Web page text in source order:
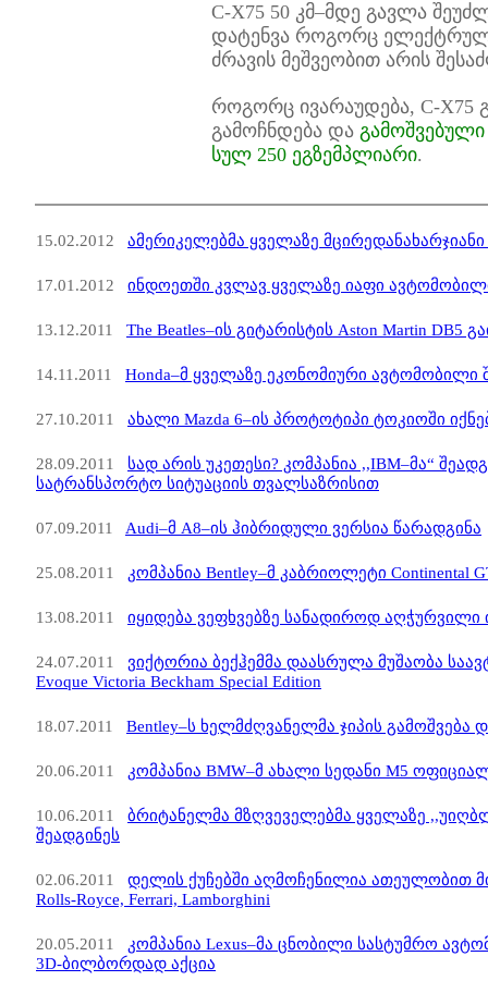
C-X75 50 კმ–მდე გავლა
დატენვა როგორც
ძრავის მეშვეობით არის
როგორც ივარაუდება, C-X75
გამოჩნდება და
სულ 250 ეგზემპლიარი.
15.02.2012 ამერიკელებმა ყველაზე
17.01.2012 ინდოეთში კვლავ ყველაზე იაფი
13.12.2011 The Beatles–ის გიტარისტის Aston Martin DB5
14.11.2011 Honda–მ ყველაზე ეკონომიური ავტომობილი
27.10.2011 ახალი Mazda 6–ის პროტოტიპი ტოკიოში
28.09.2011 სად არის უკეთესი? კომპანია ,,IBM–მა“
სატრანსპორტო სიტუაციის თვალსაზრისით
07.09.2011 Audi–მ A8–ის ჰიბრიდული ვერსია წარადგინა
25.08.2011 კომპანია Bentley–მ კაბრიოლეტი Continental
13.08.2011 იყიდება ვეფხვებზე სანადიროდ აღჭურვილი
24.07.2011 ვიქტორია ბექჰემმა დაასრულა მუშაობა
Evoque Victoria Beckham Special Edition
18.07.2011 Bentley–ს ხელმძღვანელმა ჯიპის გამოშვება
20.06.2011 კომპანია BMW–მ ახალი სედანი M5
10.06.2011 ბრიტანელმა მზღვეველებმა ყველაზე
შეადგინეს
02.06.2011 დელის ქუჩებში აღმოჩენილია ათეულობით
Rolls-Royce, Ferrari, Lamborghini
20.05.2011 კომპანია Lexus–მა ცნობილი სასტუმრო
3D-ბილბორდად აქცია